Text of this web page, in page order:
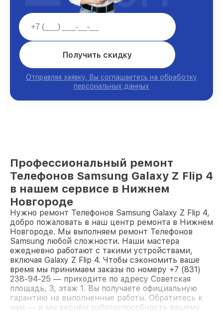
Получить скидку
Отправляя заявку, Вы соглашаетесь на обработку
персональных данных
Профессиональный ремонт
Телефонов Samsung Galaxy Z Flip 4
в нашем сервисе в Нижнем
Новгороде
Нужно ремонт Телефонов Samsung Galaxy Z Flip 4,
добро пожаловать в наш центр ремонта в Нижнем
Новгороде. Мы выполняем ремонт Телефонов
Samsung любой сложности. Наши мастера
ежедневно работают с такими устройствами,
включая Galaxy Z Flip 4. Чтобы сэкономить ваше
время мы принимаем заказы по номеру +7 (831)
238-94-25 — приходите по адресу Советская
площадь, 3, этаж 1. Вы получаете официальную
гарантию на выполненные работы. Обратитесь к
нам — и мы вернём работоспособность вашему